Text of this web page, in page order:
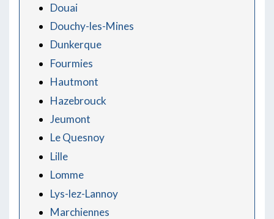
Douai
Douchy-les-Mines
Dunkerque
Fourmies
Hautmont
Hazebrouck
Jeumont
Le Quesnoy
Lille
Lomme
Lys-lez-Lannoy
Marchiennes